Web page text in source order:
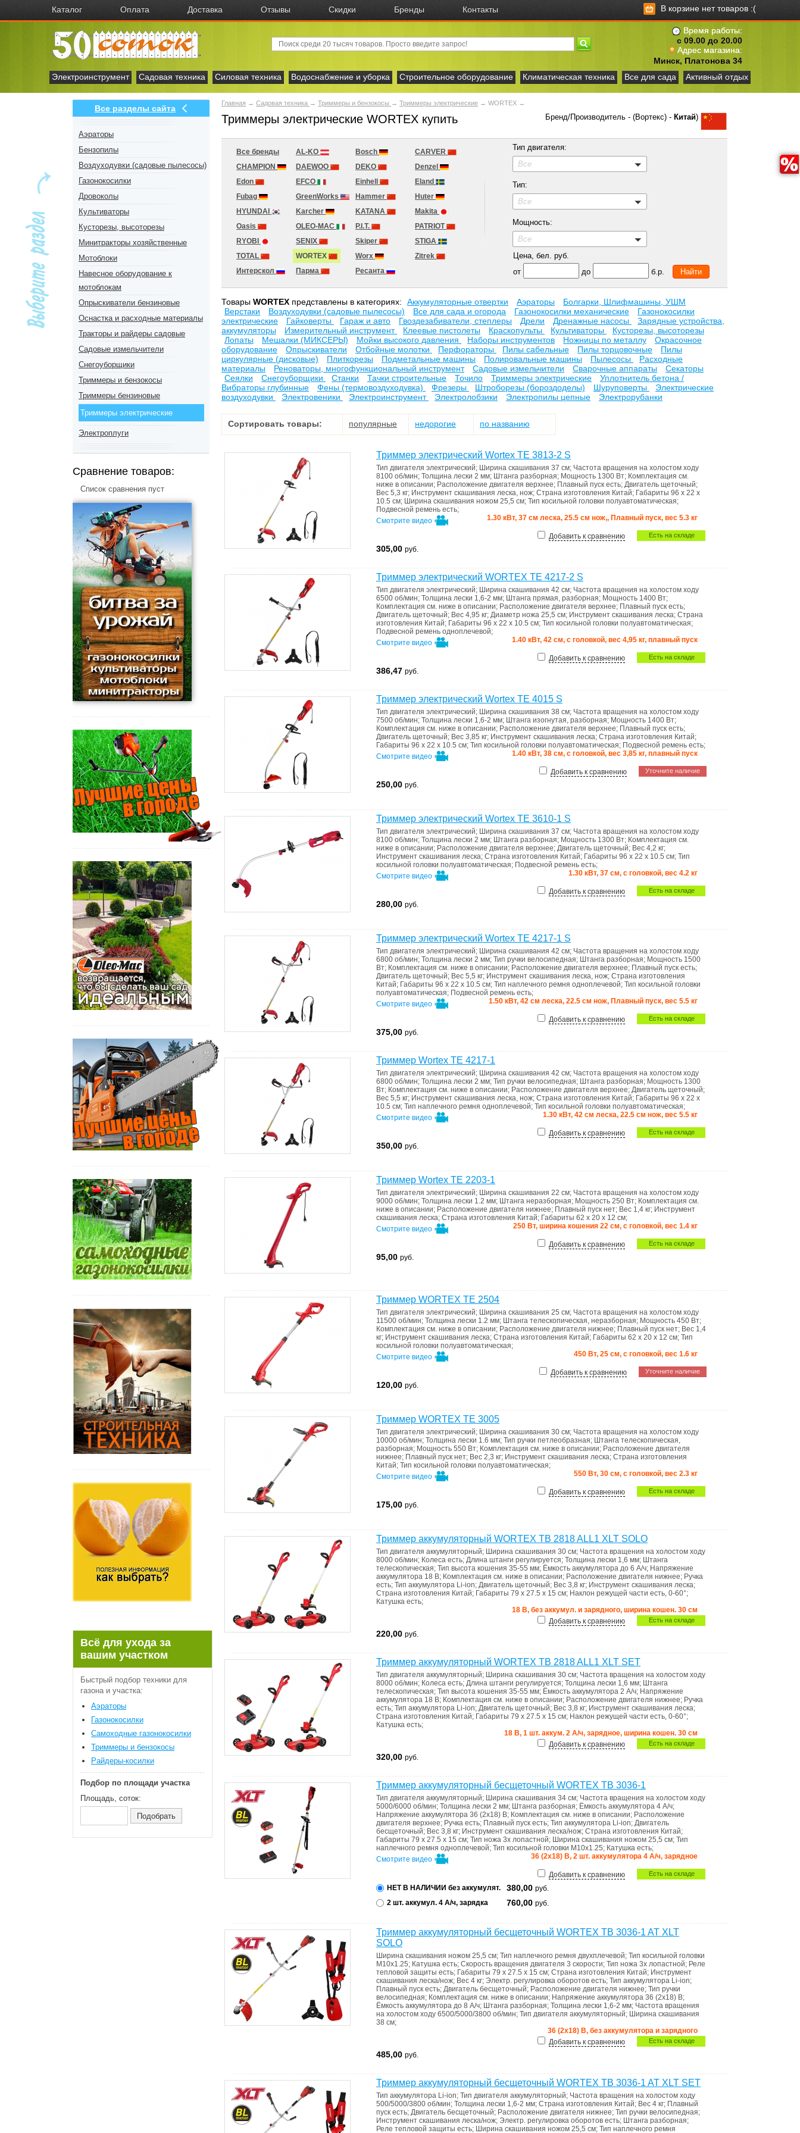
Каталог Оплата Доставка Отзывы Скидки Бренды Контакты В корзине нет товаров :(
Время работы:
с 09.00 до 20.00
Адрес магазина:
Минск, Платонова 34
Электроинструмент
Садовая техника Силовая техника Водоснабжение и уборка Строительное оборудование Климатическая техника Все для сада Активный отдых
Все разделы сайта
Аэраторы
Бензопилы
Воздуходувки (садовые пылесосы)
Газонокосилки
Дровоколы
Культиваторы
Кусторезы, высоторезы
Минитракторы хозяйственные
Мотоблоки
Навесное оборудование к
мотоблокам
Опрыскиватели бензиновые
Оснастка и расходные материалы
Тракторы и райдеры садовые
Садовые измельчители
Снегоуборщики
Триммеры и бензокосы
Триммеры бензиновые
Триммеры электрические
Электроплуги
Сравнение товаров:
Список сравнения пуст
Всё для ухода за
вашим участком
Быстрый подбор техники для
газона и участка:
Аэраторы
Газонокосилки
Самоходные газонокосилки
Триммеры и бензокосы
Райдеры-косилки
Подбор по площади участка
Площадь, соток:
Главная → Садовая техника → Триммеры и бензокосы → Триммеры электрические → WORTEX →
Триммеры электрические WORTEX купить Бренд/Производитель - (Вортекс) - Китай)
Все бренды AL-KO Bosch
CARVER
CHAMPION
DAEWOO DEKO
Denzel
Edon
EFCO Einhell
Eland
Fubag
GreenWorks Hammer
Huter
HYUNDAI
Karcher KATANA
Makita
Oasis
OLEO-MAC P.I.T.
PATRIOT
RYOBI
SENIX Skiper
STIGA
TOTAL
WORTEX Worx
Zitrek
Интерскол
Парма Ресанта
Тип двигателя:
Все
Тип:
Все
Мощность:
Все
Цена, бел. руб.
от
до б.р.
Товары WORTEX представлены в категориях: Аккумуляторные отвертки Аэраторы
Болгарки, Шлифмашины, УШМ
Верстаки
Воздуходувки (садовые пылесосы) Все для сада и огорода Газонокосилки механические
Газонокосилки
электрические
Гайковерты Гараж и авто Гвоздезабиватели, степлеры Дрели Дренажные насосы
Зарядные устройства,
аккумуляторы
Измерительный инструмент Клеевые пистолеты Краскопульты Культиваторы
Кусторезы, высоторезы
Лопаты
Мешалки (МИКСЕРЫ) Мойки высокого давления Наборы инструментов Ножницы по металлу
Окрасочное
оборудование
Опрыскиватели Отбойные молотки Перфораторы Пилы сабельные Пилы торцовочные
Пилы
циркулярные (дисковые)
Плиткорезы Подметальные машины Полировальные машины Пылесосы
Расходные
материалы
Реноваторы, многофункциональный инструмент Садовые измельчители Сварочные аппараты
Секаторы
Сеялки
Снегоуборщики Станки Тачки строительные Точило Триммеры электрические
Уплотнитель бетона /
Вибраторы глубинные
Фены (термовоздуходувка) Фрезеры Штроборезы (бороздоделы) Шуруповерты
Электрические
воздуходувки
Электровеники Электроинструмент Электролобзики Электропилы цепные Электрорубанки
Сортировать товары: популярные недорогие по названию
Триммер электрический Wortex TE 3813-2 S
Тип двигателя электрический; Ширина скашивания 37 см; Частота вращения на холостом ходу
8100 об/мин; Толщина лески 2 мм; Штанга разборная; Мощность 1300 Вт; Комплектация см.
ниже в описании; Расположение двигателя верхнее; Плавный пуск есть; Двигатель щеточный;
Вес 5,3 кг; Инструмент скашивания леска, нож; Страна изготовления Китай; Габариты 96 x 22 x
10.5 см; Ширина скашивания ножом 25,5 см; Тип косильной головки полуавтоматическая;
Подвесной ремень есть;
1.30 кВт, 37 см леска, 25.5 см нож,, Плавный пуск, вес 5.3 кг
Смотрите видео
Есть на складе
Добавить к сравнению
305,00 руб.
Триммер электрический WORTEX TE 4217-2 S
Тип двигателя электрический; Ширина скашивания 42 см; Частота вращения на холостом ходу
6500 об/мин; Толщина лески 1,6-2 мм; Штанга прямая, разборная; Мощность 1400 Вт;
Комплектация см. ниже в описании; Расположение двигателя верхнее; Плавный пуск есть;
Двигатель щеточный; Вес 4,95 кг; Диаметр ножа 25,5 см; Инструмент скашивания леска; Страна
изготовления Китай; Габариты 96 x 22 x 10.5 см; Тип косильной головки полуавтоматическая;
Подвесной ремень одноплечевой;
1.40 кВт, 42 см, с головкой, вес 4,95 кг, плавный пуск
Смотрите видео
Есть на складе
Добавить к сравнению
386,47 руб.
Триммер электрический Wortex TE 4015 S
Тип двигателя электрический; Ширина скашивания 38 см; Частота вращения на холостом ходу
7500 об/мин; Толщина лески 1,6-2 мм; Штанга изогнутая, разборная; Мощность 1400 Вт;
Комплектация см. ниже в описании; Расположение двигателя верхнее; Плавный пуск есть;
Двигатель щеточный; Вес 3,85 кг; Инструмент скашивания леска; Страна изготовления Китай;
Габариты 96 x 22 x 10.5 см; Тип косильной головки полуавтоматическая; Подвесной ремень есть;
1.40 кВт, 38 см, с головкой, вес 3,85 кг, плавный пуск
Смотрите видео
Уточните наличие
Добавить к сравнению
250,00 руб.
Триммер электрический Wortex TE 3610-1 S
Тип двигателя электрический; Ширина скашивания 37 см; Частота вращения на холостом ходу
8100 об/мин; Толщина лески 2 мм; Штанга разборная; Мощность 1300 Вт; Комплектация см.
ниже в описании; Расположение двигателя верхнее; Двигатель щеточный; Вес 4,2 кг;
Инструмент скашивания леска; Страна изготовления Китай; Габариты 96 x 22 x 10.5 см; Тип
косильной головки полуавтоматическая; Подвесной ремень есть;
1.30 кВт, 37 см, с головкой, вес 4.2 кг
Смотрите видео
Есть на складе
Добавить к сравнению
280,00 руб.
Триммер электрический Wortex TE 4217-1 S
Тип двигателя электрический; Ширина скашивания 42 см; Частота вращения на холостом ходу
6800 об/мин; Толщина лески 2 мм; Тип ручки велосипедная; Штанга разборная; Мощность 1500
Вт; Комплектация см. ниже в описании; Расположение двигателя верхнее; Плавный пуск есть;
Двигатель щеточный; Вес 5,5 кг; Инструмент скашивания леска, нож; Страна изготовления
Китай; Габариты 96 x 22 x 10.5 см; Тип наплечного ремня одноплечевой; Тип косильной головки
полуавтоматическая; Подвесной ремень есть;
1.50 кВт, 42 см леска, 22.5 см нож, Плавный пуск, вес 5.5 кг
Смотрите видео
Есть на складе
Добавить к сравнению
375,00 руб.
Триммер Wortex TE 4217-1
Тип двигателя электрический; Ширина скашивания 42 см; Частота вращения на холостом ходу
6800 об/мин; Толщина лески 2 мм; Тип ручки велосипедная; Штанга разборная; Мощность 1300
Вт; Комплектация см. ниже в описании; Расположение двигателя верхнее; Двигатель щеточный;
Вес 5,5 кг; Инструмент скашивания леска, нож; Страна изготовления Китай; Габариты 96 x 22 x
10.5 см; Тип наплечного ремня одноплечевой; Тип косильной головки полуавтоматическая;
1.30 кВт, 42 см леска, 22.5 см нож, вес 5.5 кг
Смотрите видео
Есть на складе
Добавить к сравнению
350,00 руб.
Триммер Wortex TE 2203-1
Тип двигателя электрический; Ширина скашивания 22 см; Частота вращения на холостом ходу
9000 об/мин; Толщина лески 1.2 мм; Штанга неразборная; Мощность 250 Вт; Комплектация см.
ниже в описании; Расположение двигателя нижнее; Плавный пуск нет; Вес 1,4 кг; Инструмент
скашивания леска; Страна изготовления Китай; Габариты 62 x 20 x 12 см;
250 Вт, ширина кошения 22 см, с головкой, вес 1.4 кг
Смотрите видео
Есть на складе
Добавить к сравнению
95,00 руб.
Триммер WORTEX TE 2504
Тип двигателя электрический; Ширина скашивания 25 см; Частота вращения на холостом ходу
11500 об/мин; Толщина лески 1.2 мм; Штанга телескопическая, неразборная; Мощность 450 Вт;
Комплектация см. ниже в описании; Расположение двигателя нижнее; Плавный пуск нет; Вес 1,4
кг; Инструмент скашивания леска; Страна изготовления Китай; Габариты 62 x 20 x 12 см; Тип
косильной головки полуавтоматическая;
450 Вт, 25 см, с головкой, вес 1.6 кг
Смотрите видео
Уточните наличие
Добавить к сравнению
120,00 руб.
Триммер WORTEX TE 3005
Тип двигателя электрический; Ширина скашивания 30 см; Частота вращения на холостом ходу
10000 об/мин; Толщина лески 1.6 мм; Тип ручки петлеобразная; Штанга телескопическая,
разборная; Мощность 550 Вт; Комплектация см. ниже в описании; Расположение двигателя
нижнее; Плавный пуск нет; Вес 2,3 кг; Инструмент скашивания леска; Страна изготовления
Китай; Тип косильной головки полуавтоматическая;
550 Вт, 30 см, с головкой, вес 2.3 кг
Смотрите видео
Есть на складе
Добавить к сравнению
175,00 руб.
Триммер аккумуляторный WORTEX TB 2818 ALL1 XLT SOLO
Тип двигателя аккумуляторный; Ширина скашивания 30 см; Частота вращения на холостом ходу
8000 об/мин; Колеса есть; Длина штанги регулируется; Толщина лески 1,6 мм; Штанга
телескопическая; Тип высота кошения 35-55 мм; Ёмкость аккумулятора до 6 А/ч; Напряжение
аккумулятора 18 В; Комплектация см. ниже в описании; Расположение двигателя нижнее; Ручка
есть; Тип аккумулятора Li-ion; Двигатель щеточный; Вес 3,8 кг; Инструмент скашивания леска;
Страна изготовления Китай; Габариты 79 x 27.5 x 15 см; Наклон режущей части есть, 0-60°;
Катушка есть;
18 В, без аккумул. и зарядного, ширина кошен. 30 см
Есть на складе
Добавить к сравнению
220,00 руб.
Триммер аккумуляторный WORTEX TB 2818 ALL1 XLT SET
Тип двигателя аккумуляторный; Ширина скашивания 30 см; Частота вращения на холостом ходу
8000 об/мин; Колеса есть; Длина штанги регулируется; Толщина лески 1,6 мм; Штанга
телескопическая; Тип высота кошения 35-55 мм; Ёмкость аккумулятора 2 А/ч; Напряжение
аккумулятора 18 В; Комплектация см. ниже в описании; Расположение двигателя нижнее; Ручка
есть; Тип аккумулятора Li-ion; Двигатель щеточный; Вес 3,8 кг; Инструмент скашивания леска;
Страна изготовления Китай; Габариты 79 x 27.5 x 15 см; Наклон режущей части есть, 0-60°;
Катушка есть;
18 В, 1 шт. аккум. 2 А/ч, зарядное, ширина кошен. 30 см
Есть на складе
Добавить к сравнению
320,00 руб.
Триммер аккумуляторный бесщеточный WORTEX TB 3036-1
Тип двигателя аккумуляторный; Ширина скашивания 34 см; Частота вращения на холостом ходу
5000/6000 об/мин; Толщина лески 2 мм; Штанга разборная; Ёмкость аккумулятора 4 А/ч;
Напряжение аккумулятора 36 (2х18) В; Комплектация см. ниже в описании; Расположение
двигателя верхнее; Ручка есть; Плавный пуск есть; Тип аккумулятора Li-ion; Двигатель
бесщеточный; Вес 3,8 кг; Инструмент скашивания леска/нож; Страна изготовления Китай;
Габариты 79 x 27.5 x 15 см; Тип ножа 3х лопастной; Ширина скашивания ножом 25,5 см; Тип
наплечного ремня одноплечевой; Тип косильной головки M10x1.25; Катушка есть;
36 (2х18) В, 2 шт. аккумулятора 4 А/ч, зарядное
Смотрите видео
Есть на складе
Добавить к сравнению
НЕТ В НАЛИЧИИ без аккумулят.
380,00 руб.
2 шт. аккумул. 4 А/ч, зарядка
760,00 руб.
Триммер аккумуляторный бесщеточный WORTEX TB 3036-1 AT XLT
SOLO
Ширина скашивания ножом 25,5 см; Тип наплечного ремня двухплечевой; Тип косильной головки
M10x1.25; Катушка есть; Скорость вращения двигателя 3 скорости; Тип ножа 3х лопастной; Реле
тепловой защиты есть; Габариты 79 x 27.5 x 15 см; Страна изготовления Китай; Инструмент
скашивания леска/нож; Вес 4 кг; Электр. регулировка оборотов есть; Тип аккумулятора Li-ion;
Плавный пуск есть; Двигатель бесщеточный; Расположение двигателя нижнее; Тип ручки
велосипедная; Комплектация см. ниже в описании; Напряжение аккумулятора 36 (2х18) В;
Ёмкость аккумулятора до 8 А/ч; Штанга разборная; Толщина лески 1,6-2 мм; Частота вращения
на холостом ходу 6500/5000/3800 об/мин; Тип двигателя аккумуляторный; Ширина скашивания
38 см;
36 (2х18) В, без аккумулятора и зарядного
Есть на складе
Добавить к сравнению
485,00 руб.
Триммер аккумуляторный бесщеточный WORTEX TB 3036-1 AT XLT SET
Тип аккумулятора Li-ion; Тип двигателя аккумуляторный; Частота вращения на холостом ходу
500/5000/3800 об/мин; Толщина лески 1,6-2 мм; Страна изготовления Китай; Вес 4 кг; Плавный
пуск есть; Двигатель бесщеточный; Расположение двигателя нижнее; Тип ручки велосипедная;
Инструмент скашивания леска/нож; Электр. регулировка оборотов есть; Штанга разборная;
Реле тепловой защиты есть; Ширина скашивания ножом 25,5 см; Тип наплечного ремня